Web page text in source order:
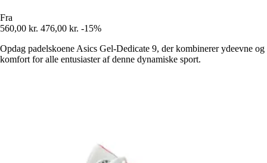
Fra
560,00 kr. 476,00 kr. -15%
Opdag padelskoene Asics Gel-Dedicate 9, der kombinerer ydeevne og
komfort for alle entusiaster af denne dynamiske sport.